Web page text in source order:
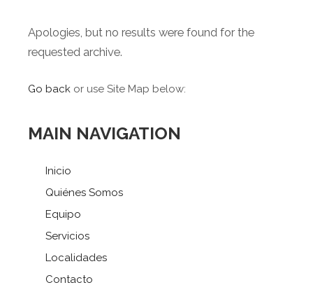
Apologies, but no results were found for the
requested archive.
Go back or use Site Map below:
MAIN NAVIGATION
Inicio
Quiénes Somos
Equipo
Servicios
Localidades
Contacto